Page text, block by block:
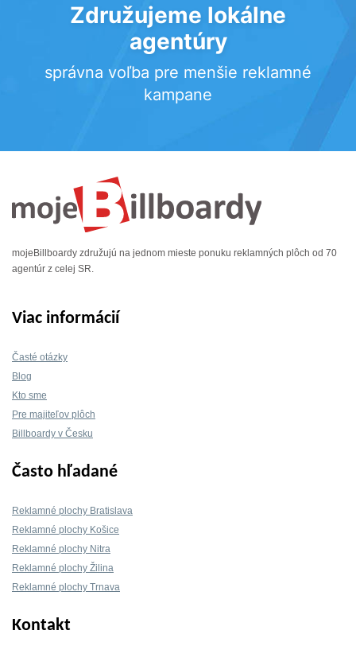
Združujeme lokálne
agentúry
správna voľba pre menšie reklamné
kampane
mojeBillboardy združujú na jednom mieste ponuku reklamných plôch od 70
agentúr z celej SR.
Viac informácií
Časté otázky
Blog
Kto sme
Pre majiteľov plôch
Billboardy v Česku
Často hľadané
Reklamné plochy Bratislava
Reklamné plochy Košice
Reklamné plochy Nitra
Reklamné plochy Žilina
Reklamné plochy Trnava
Kontakt